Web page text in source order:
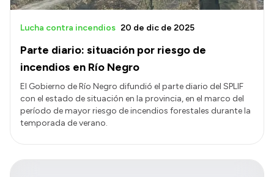
Parte diario: situación por riesgo de
incendios en Río Negro
Lucha contra incendios 20 de dic de 2025
El Gobierno de Río Negro difundió el parte diario del SPLIF
con el estado de situación en la provincia, en el marco del
período de mayor riesgo de incendios forestales durante la
temporada de verano.